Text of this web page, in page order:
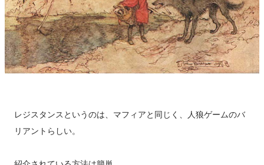
レジスタンスというのは、マフィアと同じく、人狼ゲームのバ
リアントらしい。